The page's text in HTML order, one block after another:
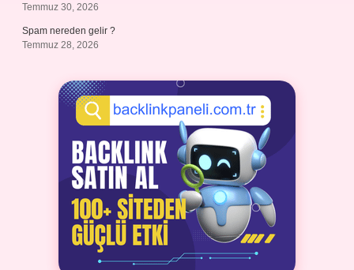
Temmuz 30, 2026
Spam nereden gelir ?
Temmuz 28, 2026